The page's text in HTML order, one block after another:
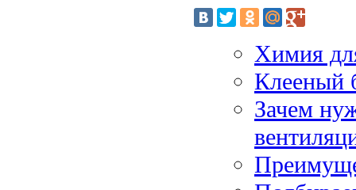
Химия
Клееный
Зачем